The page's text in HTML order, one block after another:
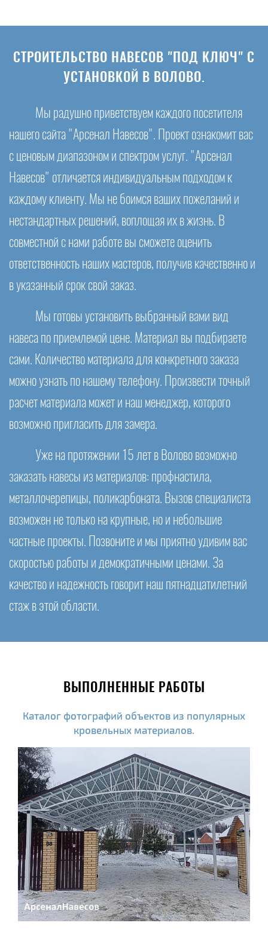
СТРОИТЕЛЬСТВО НАВЕСОВ "ПОД КЛЮЧ" С
УСТАНОВКОЙ В ВОЛОВО.
Мы радушно приветствуем каждого посетителя
нашего сайта "Арсенал Навесов". Проект ознакомит вас
с ценовым диапазоном и спектром услуг. "Арсенал
Навесов" отличается индивидуальным подходом к
каждому клиенту. Мы не боимся ваших пожеланий и
нестандартных решений, воплощая их в жизнь. В
совместной с нами работе вы сможете оценить
ответственность наших мастеров, получив качественно и
в указанный срок свой заказ.
Мы готовы установить выбранный вами вид
навеса по приемлемой цене. Материал вы подбираете
сами. Количество материала для конкретного заказа
можно узнать по нашему телефону. Произвести точный
расчет материала может и наш менеджер, которого
возможно пригласить для замера.
Уже на протяжении 15 лет в Волово возможно
заказать навесы из материалов: профнастила,
металлочерепицы, поликарбоната. Вызов специалиста
возможен не только на крупные, но и небольшие
частные проекты. Позвоните и мы приятно удивим вас
скоростью работы и демократичными ценами. За
качество и надежность говорит наш пятнадцатилетний
стаж в этой области.
ВЫПОЛНЕННЫЕ РАБОТЫ
Каталог фотографий объектов из популярных
кровельных материалов.